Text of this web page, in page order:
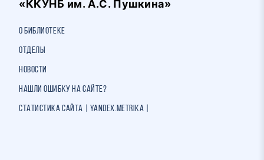
«ККУНБ им. А.С. Пушкина»
О библиотеке
Отделы
Новости
Нашли ошибку на сайте?
Статистика сайта | Yandex.Metrika |